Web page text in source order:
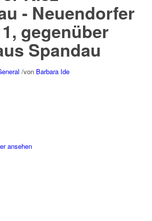
- Neuendorfer
gegenüber
Spandau
/von Barbara Ide
ansehen